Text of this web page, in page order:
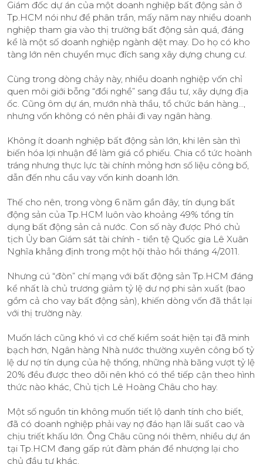
Giám đốc dự án của một doanh nghiệp bất động sản ở
Tp.HCM nói như để phân trần, mấy năm nay nhiều doanh
nghiệp tham gia vào thị trường bất động sản quá, đáng
kể là một số doanh nghiệp ngành dệt may. Do họ có kho
tàng lớn nên chuyển mục đích sang xây dựng chung cư.
Cùng trong dòng chảy này, nhiều doanh nghiệp vốn chỉ
quen môi giới bỗng “đổi nghề” sang đầu tư, xây dựng địa
ốc. Cũng ôm dự án, mướn nhà thầu, tổ chức bán hàng…,
nhưng vốn không có nên phải đi vay ngân hàng.
Không ít doanh nghiệp bất động sản lớn, khi lên sàn thì
biến hóa lợi nhuận để làm giá cổ phiếu. Chia cổ tức hoành
tráng nhưng thực lực tài chính mỏng hơn số liệu công bố,
dẫn đến nhu cầu vay vốn kinh doanh lớn.
Thế cho nên, trong vòng 6 năm gần đây, tín dụng bất
động sản của Tp.HCM luôn vào khoảng 49% tổng tín
dụng bất động sản cả nước. Con số này được Phó chủ
tịch Ủy ban Giám sát tài chính - tiền tệ Quốc gia Lê Xuân
Nghĩa khẳng định trong một hội thảo hồi tháng 4/2011.
Nhưng cú “đòn” chí mạng với bất động sản Tp.HCM đáng
kể nhất là chủ trương giảm tỷ lệ dư nợ phi sản xuất (bao
gồm cả cho vay bất động sản), khiến dòng vốn đã thắt lại
với thị trường này.
Muốn lách cũng khó vì cơ chế kiểm soát hiện tại đã minh
bạch hơn, Ngân hàng Nhà nước thường xuyên công bố tỷ
lệ dư nợ tín dụng của hệ thống, những nhà băng vượt tỷ lệ
20% đều được theo dõi nên khó có thể tiếp cận theo hình
thức nào khác, Chủ tịch Lê Hoàng Châu cho hay.
Một số nguồn tin không muốn tiết lộ danh tính cho biết,
đã có doanh nghiệp phải vay nợ đáo hạn lãi suất cao và
chịu triết khấu lớn. Ông Châu cũng nói thêm, nhiều dự án
tại Tp.HCM đang gấp rút đàm phán để nhượng lại cho
chủ đầu tư khác.